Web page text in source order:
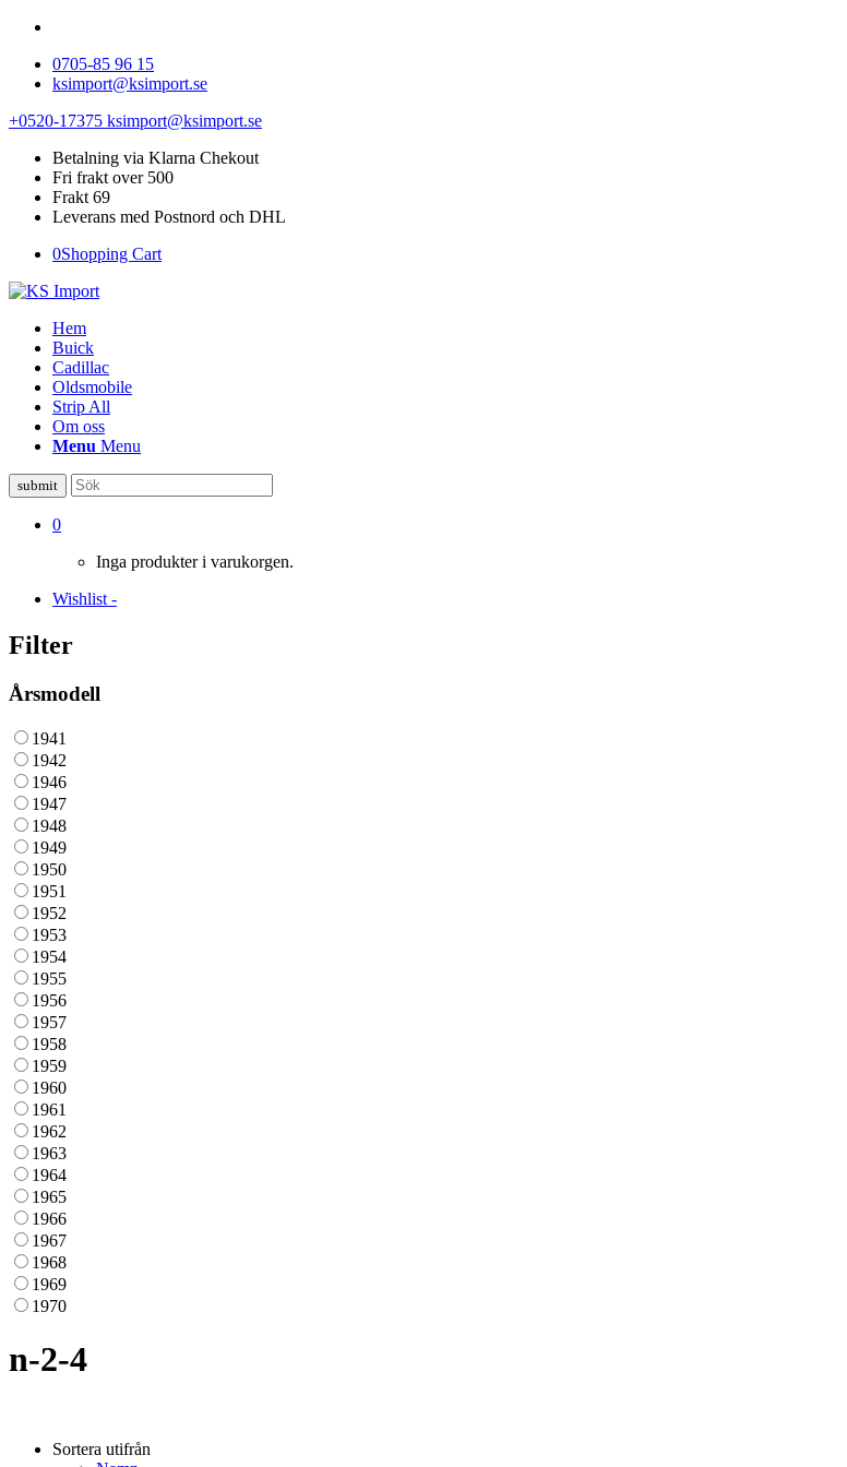
0705-85 96 15
ksimport@ksimport.se
+0520-17375 ksimport@ksimport.se
Betalning via Klarna Chekout
Fri frakt over 500
Frakt 69
Leverans med Postnord och DHL
0Shopping Cart
Hem
Buick
Cadillac
Oldsmobile
Strip All
Om oss
Menu Menu
0
Inga produkter i varukorgen.
Wishlist -
Filter
Årsmodell
1941
1942
1946
1947
1948
1949
1950
1951
1952
1953
1954
1955
1956
1957
1958
1959
1960
1961
1962
1963
1964
1965
1966
1967
1968
1969
1970
n-2-4
Sortera utifrån